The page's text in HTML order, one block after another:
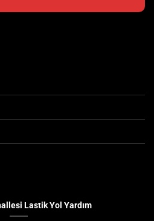
Lastik Yol Yardım